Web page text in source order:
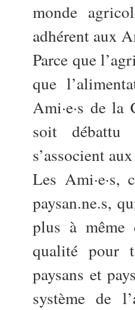
monde
adhérent aux
Parce que
que
Ami·e·s de la
soit débattu
s’associent
Les Ami·e·s,
paysan.ne.s,
plus à même
qualité pour
paysans et
système de